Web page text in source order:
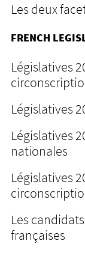
Les deux
FRENCH
Législatives
Législatives
Législatives
nationales
Législatives
Les
françaises